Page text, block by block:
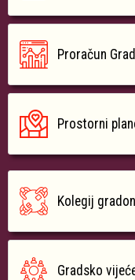
Proračun
Prostorni
Kolegij
Gradsko